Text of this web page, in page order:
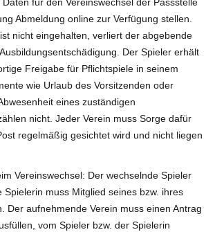
Abmeldung online zur Verfügung stellen.
nicht eingehalten, verliert der abgebende
Der Spieler erhält
Freigabe für Pflichtspiele in seinem
wie Urlaub des Vorsitzenden oder
eines zuständigen
nicht. Jeder Verein muss Sorge dafür
regelmäßig gesichtet wird und nicht liegen
Vereinswechsel: Der wechselnde Spieler
Spielerin muss Mitglied seines bzw. ihres
Der aufnehmende Verein muss einen Antrag
vom Spieler bzw. der Spielerin